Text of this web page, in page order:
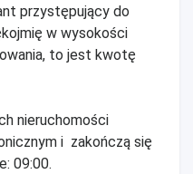
przystępujący do
w wysokości
to jest kwotę
nieruchomości
i zakończą się
09:00.